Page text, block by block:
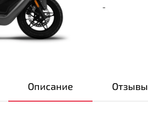
-
Описание Отзывы